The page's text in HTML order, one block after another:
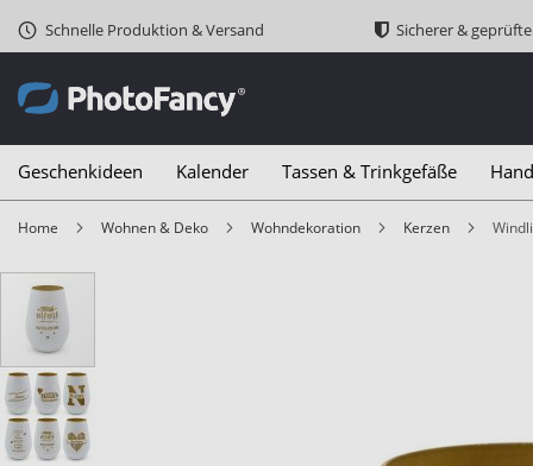
Schnelle Produktion & Versand Sicherer &
Geschenkideen Kalender Tassen & Trinkgefäße
Home Wohnen & Deko Wohndekoration Kerzen
Zum
Ende
Bildergalerie
springen